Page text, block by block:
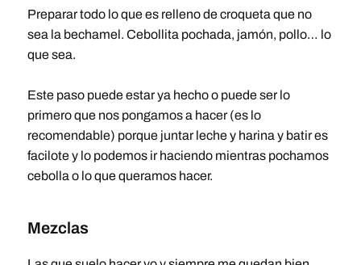
Preparar todo lo que es relleno de croqueta que no
sea la bechamel. Cebollita pochada, jamón, pollo… lo
que sea.
Este paso puede estar ya hecho o puede ser lo
primero que nos pongamos a hacer (es lo
recomendable) porque juntar leche y harina y batir es
facilote y lo podemos ir haciendo mientras pochamos
cebolla o lo que queramos hacer.
Mezclas